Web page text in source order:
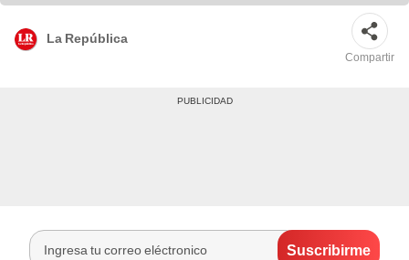
La República
Compartir